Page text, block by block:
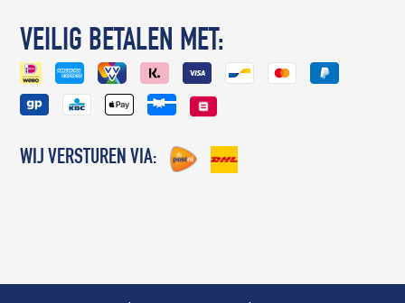
VEILIG BETALEN MET:
WIJ VERSTUREN VIA: